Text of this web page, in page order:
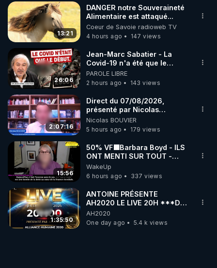
▶ 30 jours gratuit sur l’application de méditation et
de bien-être ENVOL :
Rendez-vous sur https://www.envol.app/code
le code : REGENERE
13:21
DANGER notre Souveraineté
Alimentaire est attaqué...
Coeur de Savoie radioweb TV
4 hours ago
147 views
26:06
Jean-Marc Sabatier - La
Covid-19 n'a été que le
début - L'ARN messager
jusqu où ira-t-il ?
PAROLE LIBRE
2 hours ago
143 views
2:07:16
Direct du 07/08/2026,
présenté par Nicolas
BOUVIER
Nicolas BOUVIER
5 hours ago
179 views
15:56
50% VF🟩Barbara Boyd - ILS
ONT MENTI SUR TOUT -
Jocelyne Traduction
WakeUp
6 hours ago
337 views
1:35:50
ANTOINE PRÉSENTE
AH2020 LE LIVE 20H ***DU
06/08/2026***
AH2020
One day ago
5.4 k views